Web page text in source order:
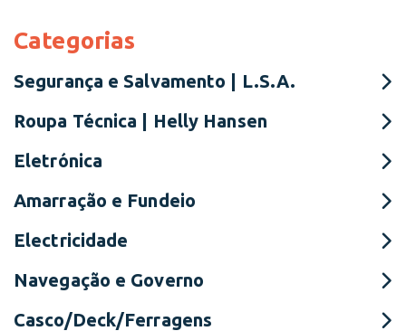
Categorias
Segurança e Salvamento | L.S.A.
Roupa Técnica | Helly Hansen
Eletrónica
Amarração e Fundeio
Electricidade
Navegação e Governo
Casco/Deck/Ferragens